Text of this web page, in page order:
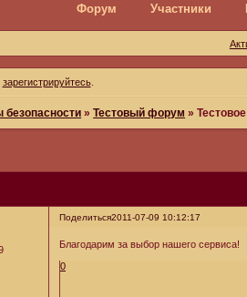
Форум Участники
зарегистрируйтесь.
»Тестовый форум »
Поделиться2011-07-09 10:12:17
Благодарим за выбор нашего сервиса!
0